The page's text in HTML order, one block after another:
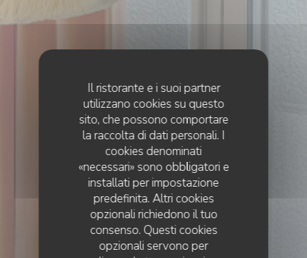
Il ristorante e i suoi partner
utilizzano cookies su questo
sito, che possono comportare
la raccolta di dati personali. I
cookies denominati
«necessari» sono obbligatori e
installati per impostazione
predefinita. Altri cookies
opzionali richiedono il tuo
consenso. Questi cookies
opzionali servono per